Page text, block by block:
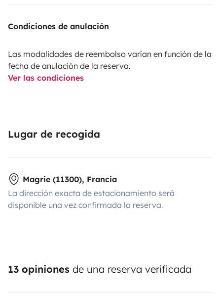
Condiciones de anulación
Las modalidades de reembolso varían en función de la
fecha de anulación de la reserva.
Ver las condiciones
Lugar de recogida
Magrie (11300), Francia
La dirección exacta de estacionamiento será
disponible una vez confirmada la reserva.
13 opiniones de una reserva verificada